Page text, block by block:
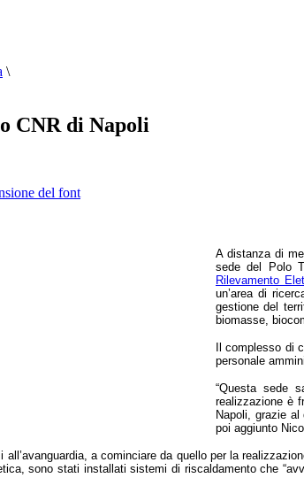
\
CNR di Napoli
del font
A distanza di
sede del Polo
Rilevamento
un’area di
gestione del
biomasse,
Il complesso di
personale
“Questa sede
realizzazione è
Napoli, grazie
poi aggiunto
a cominciare da quello per la
sono stati installati sistemi di riscaldamento che